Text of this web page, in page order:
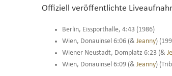
Offiziell veröffentlichte
Berlin, Eissporthalle, 4:43 (1986)
Wien, Donauinsel 6:06 (&Jeanny)
Wiener Neustadt, Domplatz 6:23 (&
Wien, Donauinsel 6:09 (&Jeanny)